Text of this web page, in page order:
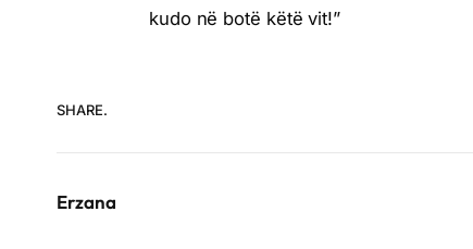
kudo në botë këtë vit!”
SHARE.
Erzana